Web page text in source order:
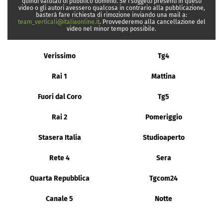
video o gli autori avessero qualcosa in contrario alla pubblicazione,
basterà fare richiesta di rimozione inviando una mail a:
team_verticali@italiaonline.it. Provvederemo alla cancellazione del
video nel minor tempo possibile.
Verissimo Tg4
Rai 1 Mattina
Fuori dal Coro Tg5
Rai 2 Pomeriggio
Stasera Italia Studioaperto
Rete 4 Sera
Quarta Repubblica Tgcom24
Canale 5 Notte